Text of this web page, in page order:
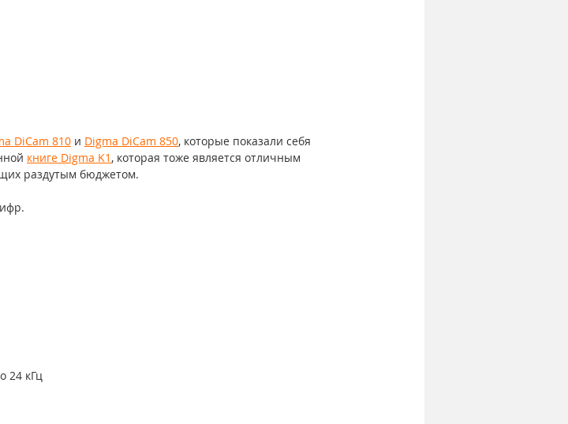
DiCam 810 и Digma DiCam 850, которые показали себя
книге Digma K1 , которая тоже является отличным
раздутым бюджетом.
24 кГц